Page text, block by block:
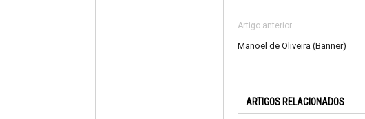
Artigo anterior
Manoel de Oliveira (Banner)
ARTIGOS RELACIONADOS